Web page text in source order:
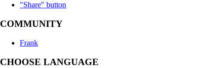
"Share" button
COMMUNITY
Frank
CHOOSE LANGUAGE